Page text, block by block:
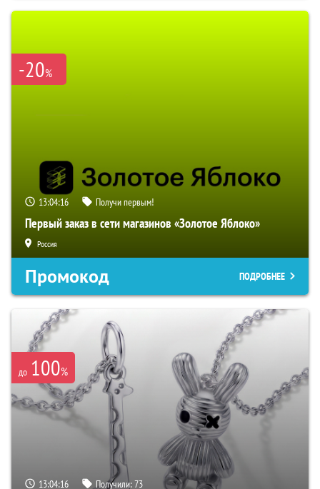
-20%
13:04:15 Получи первым!
Первый заказ в сети магазинов «Золотое Яблоко»
Россия
Промокод ПОДРОБНЕЕ
до 100%
13:04:15 Получили:73